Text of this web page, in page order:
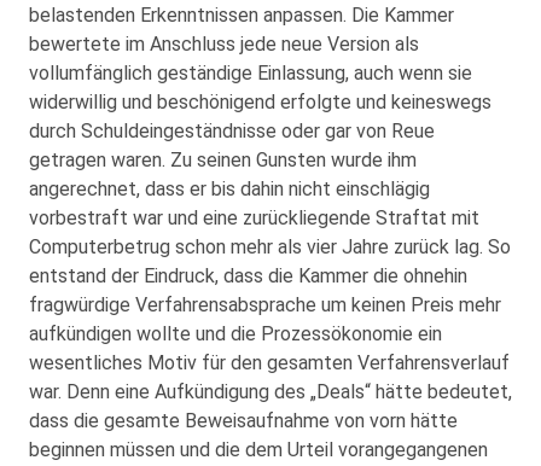
belastenden Erkenntnissen anpassen. Die Kammer
bewertete im Anschluss jede neue Version als
vollumfänglich geständige Einlassung, auch wenn sie
widerwillig und beschönigend erfolgte und keineswegs
durch Schuldeingeständnisse oder gar von Reue
getragen waren. Zu seinen Gunsten wurde ihm
angerechnet, dass er bis dahin nicht einschlägig
vorbestraft war und eine zurückliegende Straftat mit
Computerbetrug schon mehr als vier Jahre zurück lag. So
entstand der Eindruck, dass die Kammer die ohnehin
fragwürdige Verfahrensabsprache um keinen Preis mehr
aufkündigen wollte und die Prozessökonomie ein
wesentliches Motiv für den gesamten Verfahrensverlauf
war. Denn eine Aufkündigung des „Deals“ hätte bedeutet,
dass die gesamte Beweisaufnahme von vorn hätte
beginnen müssen und die dem Urteil vorangegangenen